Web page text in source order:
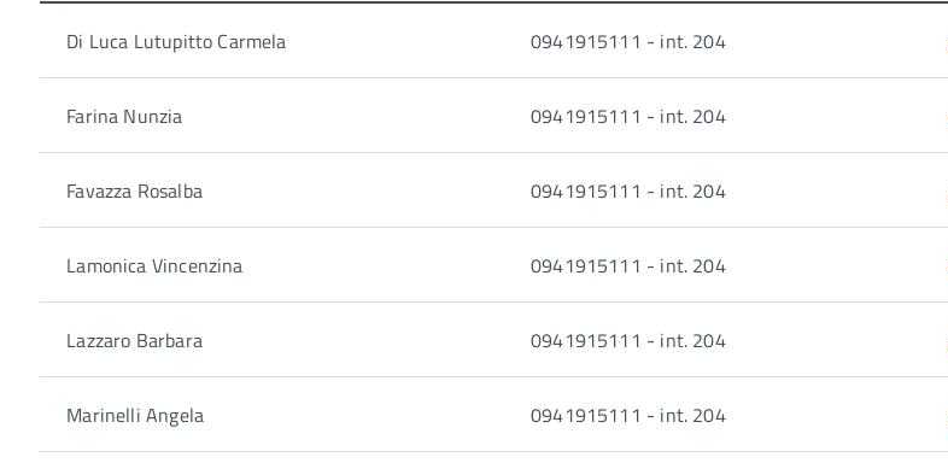
Di Luca Lutupitto Carmela 0941915111 - int. 204
Farina Nunzia 0941915111 - int. 204
Favazza Rosalba 0941915111 - int. 204
Lamonica Vincenzina 0941915111 - int. 204
Lazzaro Barbara 0941915111 - int. 204
Marinelli Angela 0941915111 - int. 204